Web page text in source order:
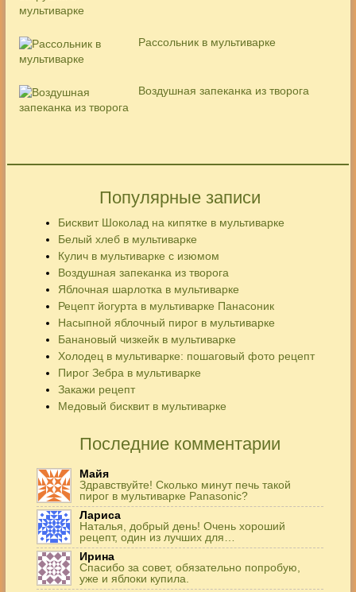
Рассольник в мультиварке
Воздушная запеканка из творога
Популярные записи
Бисквит Шоколад на кипятке в мультиварке
Белый хлеб в мультиварке
Кулич в мультиварке с изюмом
Воздушная запеканка из творога
Яблочная шарлотка в мультиварке
Рецепт йогурта в мультиварке Панасоник
Насыпной яблочный пирог в мультиварке
Банановый чизкейк в мультиварке
Холодец в мультиварке: пошаговый фото рецепт
Пирог Зебра в мультиварке
Закажи рецепт
Медовый бисквит в мультиварке
Последние комментарии
Майя
Здравствуйте! Сколько минут печь такой
пирог в мультиварке Panasonic?
Лариса
Наталья, добрый день! Очень хороший
рецепт, один из лучших для…
Ирина
Спасибо за совет, обязательно попробую,
уже и яблоки купила.